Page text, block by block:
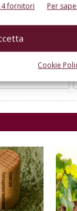
fornitori Per
Cookie
sostenibilità